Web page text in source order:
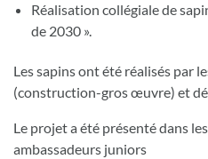
Réalisation collégiale de
de 2030 ».
Les sapins ont été réalisés par
(construction-gros œuvre) et
Le projet a été présenté dans
ambassadeurs juniors